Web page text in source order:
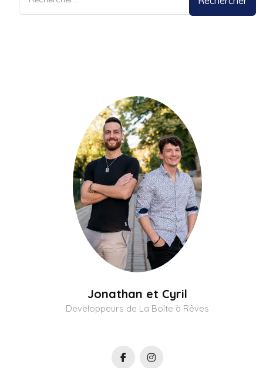
Jonathan et Cyril
Developpeurs de La Boîte à Rêves